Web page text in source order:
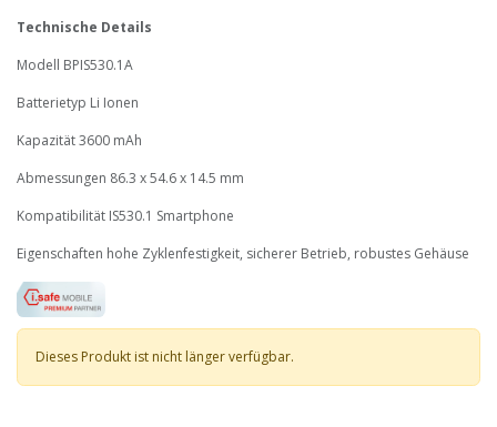
Technische Details
Modell BPIS530.1A
Batterietyp Li Ionen
Kapazität 3600 mAh
Abmessungen 86.3 x 54.6 x 14.5 mm
Kompatibilität IS530.1 Smartphone
Eigenschaften hohe Zyklenfestigkeit, sicherer Betrieb, robustes Gehäuse
Dieses Produkt ist nicht länger verfügbar.